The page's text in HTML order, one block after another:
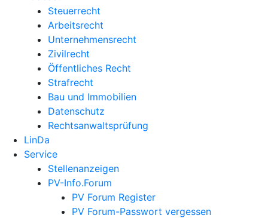
Steuerrecht
Arbeitsrecht
Unternehmens­recht
Zivilrecht
Öffentliches Recht
Strafrecht
Bau und Immobilien
Datenschutz
Rechtsanwalts­prüfung
LinDa
Service
Stellenanzeigen
PV-Info.Forum
PV Forum Register
PV Forum-Passwort vergessen